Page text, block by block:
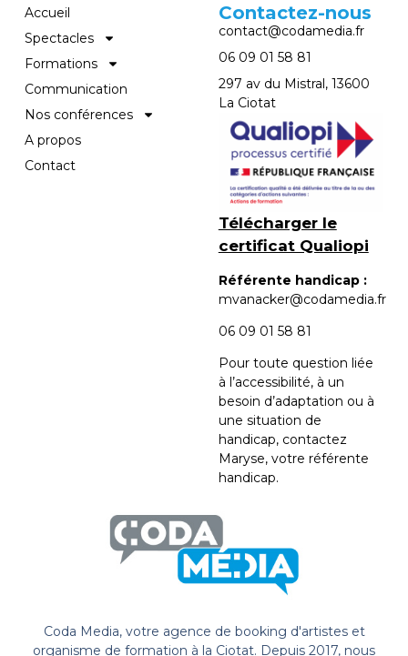
Coda Media, votre agence de booking d'artistes et
organisme de formation à la Ciotat. Depuis 2017, nous
Accueil
Spectacles
Formations
Communication
Nos conférences
A propos
Contact
Contactez-nous
contact@codamedia.fr​
06 09 01 58 81​
297 av du Mistral, 13600
La Ciotat
Télécharger le
certificat Qualiopi
Référente handicap :
mvanacker@codamedia.fr
06 09 01 58 81​
Pour toute question liée
à l’accessibilité, à un
besoin d’adaptation ou à
une situation de
handicap, contactez
Maryse, votre référente
handicap.